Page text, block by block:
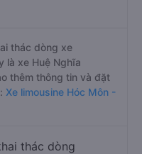
thác dòng xe
là xe Huệ Nghĩa
thêm thông tin và đặt
Xe limousine Hóc Môn -
thác dòng